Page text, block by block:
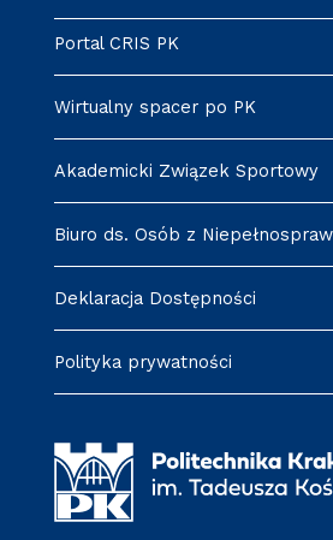
Portal CRIS PK
Wirtualny spacer po PK
Akademicki Związek Sportowy
Biuro ds. Osób z
Deklaracja Dostępności
Polityka prywatności